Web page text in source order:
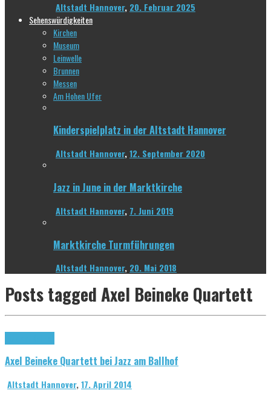
Altstadt Hannover, 20. Februar 2025
Sehenswürdigkeiten
Kirchen
Museum
Leinwelle
Brunnen
Messen
Am Hohen Ufer
Kinderspielplatz in der Altstadt Hannover
Altstadt Hannover,12. September 2020
Jazz in June in der Marktkirche
Altstadt Hannover, 7. Juni 2019
Marktkirche Turmführungen
Altstadt Hannover, 20. Mai 2018
Posts taggedAxel Beineke Quartett
Axel Beineke Quartett bei Jazz am Ballhof
Altstadt Hannover,17. April 2014